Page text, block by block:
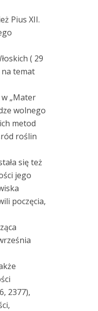
Pius XII.
( 29
temat
„Mater
wolnego
metod
roślin
się też
jego
poczęcia,
2377),